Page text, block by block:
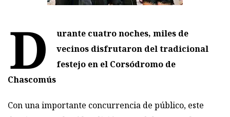
D
urante cuatro noches, miles de
vecinos disfrutaron del tradicional
festejo en el Corsódromo de
Chascomús
Con una importante concurrencia de público, este